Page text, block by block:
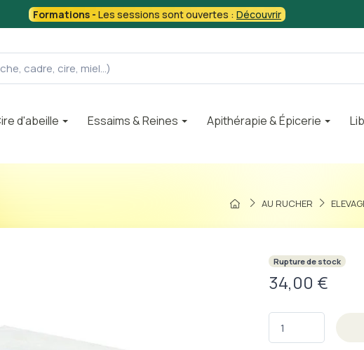
Formations - Les sessions sont ouvertes : Découvrir
d'abeille Essaims & Reines Apithérapie & Épicerie
AU RUCHER
Rupture de stock
34,00 €